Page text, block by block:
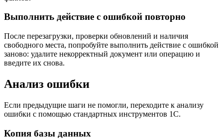
Выполнить действие с ошибкой повторно
После перезагрузки, проверки обновлений и наличия
свободного места, попробуйте выполнить действие с ошибкой
заново: удалите некорректный документ или операцию и
введите их снова.
Анализ ошибки
Если предыдущие шаги не помогли, переходите к анализу
ошибки с помощью стандартных инструментов 1С.
Копия базы данных